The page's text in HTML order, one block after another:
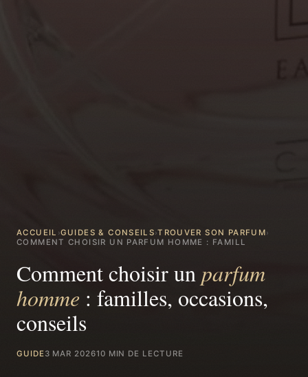
ACCUEIL ›GUIDES & CONSEILS›TROUVER SON PARFUM›
COMMENT CHOISIR UN PARFUM HOMME : FAMILL
Comment choisir unparfum
homme : familles, occasions,
conseils
GUIDE3 MAR 202610 MIN DE LECTURE